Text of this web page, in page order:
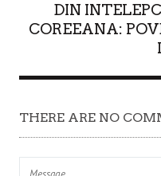
DIN
COREEANA:
THERE ARE NO